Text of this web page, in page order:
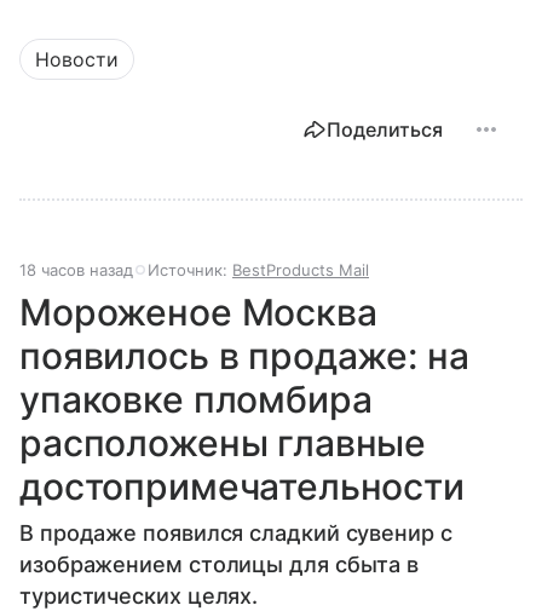
Новости
Поделиться
18 часов назад Источник: BestProducts Mail
Мороженое Москва
появилось в продаже: на
упаковке пломбира
расположены главные
достопримечательности
В продаже появился сладкий сувенир с
изображением столицы для сбыта в
туристических целях.